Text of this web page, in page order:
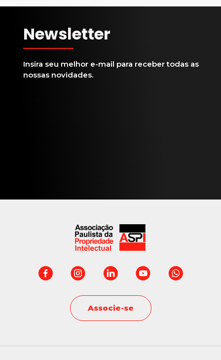
Newsletter
Insira seu melhor e-mail para receber todas as
nossas novidades.
Associe-se